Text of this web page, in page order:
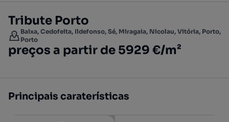
Tribute Porto
Baixa, Cedofeita, Ildefonso, Sé, Miragaia, Nicolau, Vitória, Porto,
Porto
preços a partir de 5929 €/m²
Principais caraterísticas